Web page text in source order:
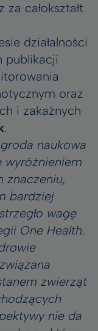
całokształt
działalności
publikacji
oraz
i zakaźnych
.
naukowa
wyróżnieniem
znaczeniu,
bardziej
wagę
One Health.
zwierząt
nie da